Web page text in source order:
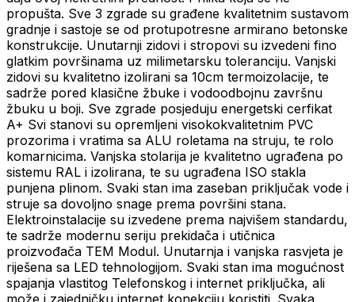
propušta. Sve 3 zgrade su građene kvalitetnim sustavom
gradnje i sastoje se od protupotresne armirano betonske
konstrukcije. Unutarnji zidovi i stropovi su izvedeni fino
glatkim površinama uz milimetarsku toleranciju. Vanjski
zidovi su kvalitetno izolirani sa 10cm termoizolacije, te
sadrže pored klasične žbuke i vodoodbojnu završnu
žbuku u boji. Sve zgrade posjeduju energetski cerfikat
A+ Svi stanovi su opremljeni visokokvalitetnim PVC
prozorima i vratima sa ALU roletama na struju, te rolo
komarnicima. Vanjska stolarija je kvalitetno ugrađena po
sistemu RAL i izolirana, te su ugrađena ISO stakla
punjena plinom. Svaki stan ima zaseban priključak vode i
struje sa dovoljno snage prema površini stana.
Elektroinstalacije su izvedene prema najvišem standardu,
te sadrže modernu seriju prekidača i utičnica
proizvođača TEM Modul. Unutarnja i vanjska rasvjeta je
riješena sa LED tehnologijom. Svaki stan ima mogućnost
spajanja vlastitog Telefonskog i internet priključka, ali